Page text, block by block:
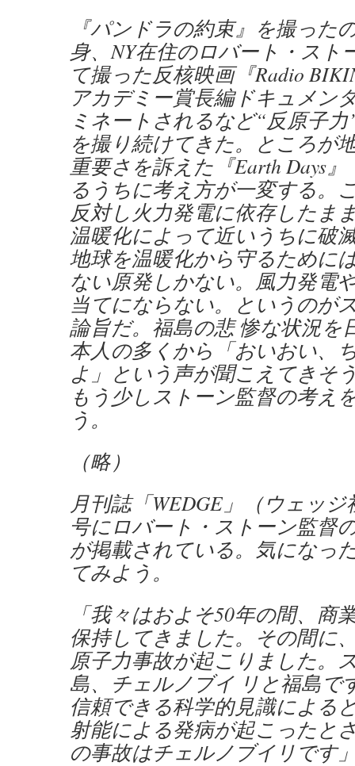
『パンドラの約束』を撮った
身、NY在住のロバート・スト
て撮った反核映画『Radio
アカデミー賞長編ドキュメン
ミネートされるなど“反原子
を撮り続けてきた。ところが
重要さを訴えた『Earth Days
るうちに考え方が一変する。
反対し火力発電に依存したま
温暖化によって近いうちに破
地球を温暖化から守るために
ない原発しかない。風力発電
当てにならない。というのが
論旨だ。福島の悲 惨な状況を
本人の多くから「おいおい、
よ」という声が聞こえてきそ
もう少しストーン監督の考え
う。
（略）
月刊誌「WEDGE」（ウェッジ
号にロバート・ストーン監督
が掲載されている。気になっ
てみよう。
「我々はおよそ50年の間、商
保持してきました。その間に
原子力事故が起こりました。
島、チェルノブイ リと福島で
信頼できる科学的見識による
射能による発病が起こったと
の事故はチェルノブイリです